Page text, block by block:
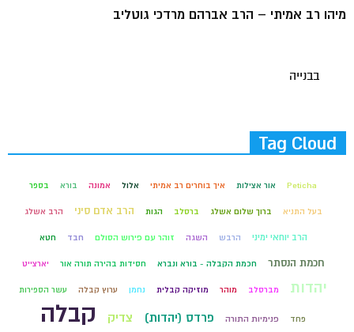
מיהו רב אמיתי – הרב אברהם מרדכי גוטליב
בבנייה
Tag Cloud
Peticha אור אצילות איך בוחרים רב אמיתי אלול אמונה בורא בספר
בעל התניא ברוך שלום אשלג ברסלב הגות הרב אדם סיני הרב אשלג
הרב יוחאי ימיני הרבש השגה זוהר עם פירוש הסולם חבד חטא
חכמת הנסתר חכמת הקבלה - בורא ונברא חסידות בהירה תורה אור יארצייט
יהדות מברסלב מוהר מוזיקה קבלית נחמן ערוץ קבלה עשר הספירות
פחד פנימיות התורה פרדס (יהדות) צדיק קבלה